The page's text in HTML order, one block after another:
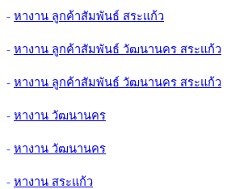
- หางาน ลูกค้าสัมพันธ์ สระแก้ว
- หางาน ลูกค้าสัมพันธ์ วัฒนานคร สระแก้ว
- หางาน ลูกค้าสัมพันธ์ วัฒนานคร สระแก้ว
- หางาน วัฒนานคร
- หางาน วัฒนานคร
- หางาน สระแก้ว